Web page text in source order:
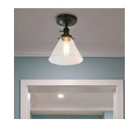
Comedor - 110 A 120 V
Negro 33,02 cm